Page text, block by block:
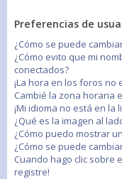
Preferencias de
¿Cómo se puede
¿Cómo evito que mi
conectados?
¡La hora en los foros no
Cambié la zona horaria
¡Mi idioma no está en la
¿Qué es la imagen al
¿Cómo puedo mostrar
¿Cómo se puede
Cuando hago clic sobre
registre!